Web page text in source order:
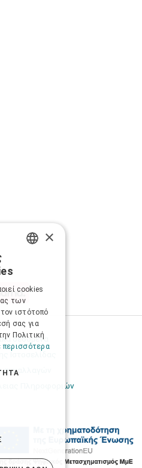
δεδομένα
Ιστοσελίδας
συναλλαγών
Πληροφοριών
×
cookies
των
ιστότοπό
σας για
Πολιτική
περισσότερα